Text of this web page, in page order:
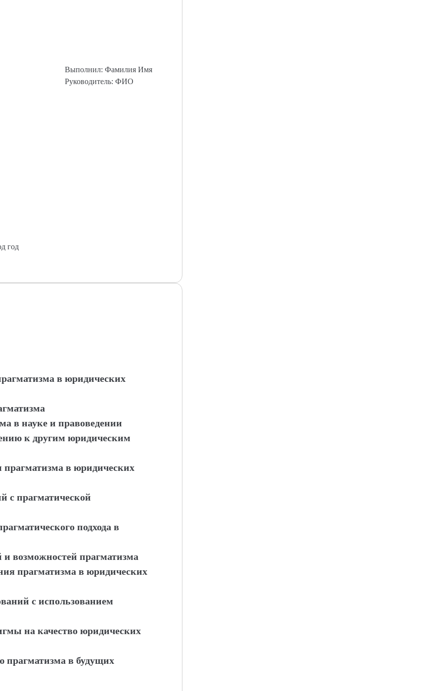
Выполнил: Фамилия Имя
Руководитель: ФИО
год
в юридических
в науке и правоведении
к другим юридическим
прагматизма в юридических
с прагматической
подхода в
возможностей прагматизма
прагматизма в юридических
с использованием
на качество юридических
прагматизма в будущих